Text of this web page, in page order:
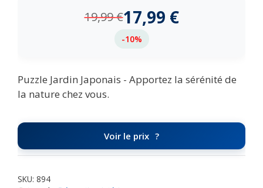
19,99€17,99 €
-10%
Puzzle Jardin Japonais - Apportez la sérénité de
la nature chez vous.
Voir le prix
SKU: 894